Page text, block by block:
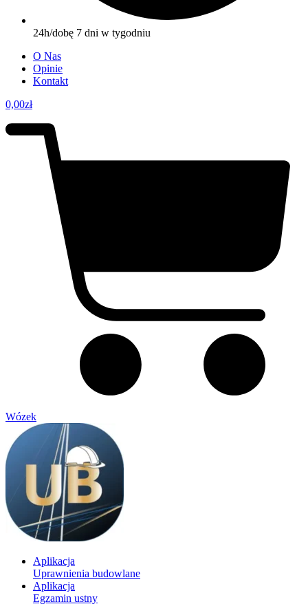
24h/dobę 7 dni w tygodniu
O Nas
Opinie
Kontakt
0,00zł
Wózek
Aplikacja
Uprawnienia budowlane
Aplikacja
Egzamin ustny